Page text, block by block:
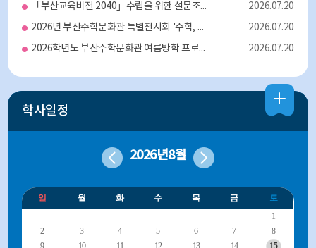
「부산교육비전 2040」수립을 위한 설문조사
2026.07.20
2026년 부산수학문화관 특별전시회 '수학, 예술로 피어나다!' 개최 안내
2026.07.20
2026학년도 부산수학문화관 여름방학 프로그램 운영 안내
2026.07.20
학사일정
2026년8월
일 월 화 수 목 금
토
1
2
3 4 5 6 7
8
9
10 11 12 13 14
15